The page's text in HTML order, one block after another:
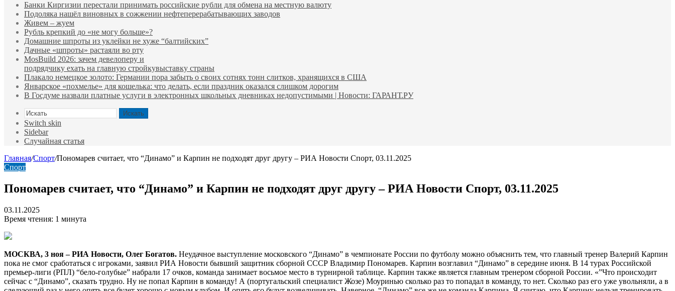
Банки Киргизии перестали принимать российские рубли для обмена на местную валюту
Подоляка нашёл виновных в сожжении нефтеперерабатывающих заводов
Живем – жуем
Рубль крепкий до «не могу больше»?
Домашние шпроты из уклейки не хуже “балтийских”
Дачные «шпроты» растаяли во рту
MosBuild 2026: зачем девелоперу и
подрядчиĸу ехать на главную стройĸувыставĸу страны
Плакало немецкое золото: Германии пора забыть о своих сотнях тонн слитков, хранящихся в США
Январское «похмелье» для кошелька: что делать, если праздник оказался слишком дорогим
В Госдуме назвали платные услуги в электронных школьных дневниках недопустимыми | Новости: ГАРАНТ.РУ
Искать
Switch skin
Sidebar
Случайная статья
Главная/Спорт/Пономарев считает, что “Динамо” и Карпин не подходят друг другу – РИА Новости Спорт, 03.11.2025
Спорт
Пономарев считает, что “Динамо” и Карпин не подходят друг другу – РИА Новости Спорт, 03.11.2025
03.11.2025
Время чтения: 1 минута
МОСКВА, 3 ноя – РИА Новости, Олег Богатов. Неудачное выступление московского “Динамо” в чемпионате России по футболу можно объяснить тем, что главный тренер Валерий Карпин
пока не смог сработаться с игроками, заявил РИА Новости бывший защитник сборной СССР Владимир Пономарев. Карпин возглавил “Динамо” в середине июня. В 14 турах Российской
премьер-лиги (РПЛ) “бело-голубые” набрали 17 очков, команда занимает восьмое место в турнирной таблице. Карпин также является главным тренером сборной России. «”Что происходит
сейчас с “Динамо”, сказать трудно. Ну не попал Карпин в команду! А (португальский специалист Жозе) Моуринью сколько раз то попадал в команду, то нет. Сколько раз его уже увольняли, а в